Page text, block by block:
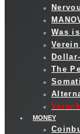
Was
Verein
The
MONEY